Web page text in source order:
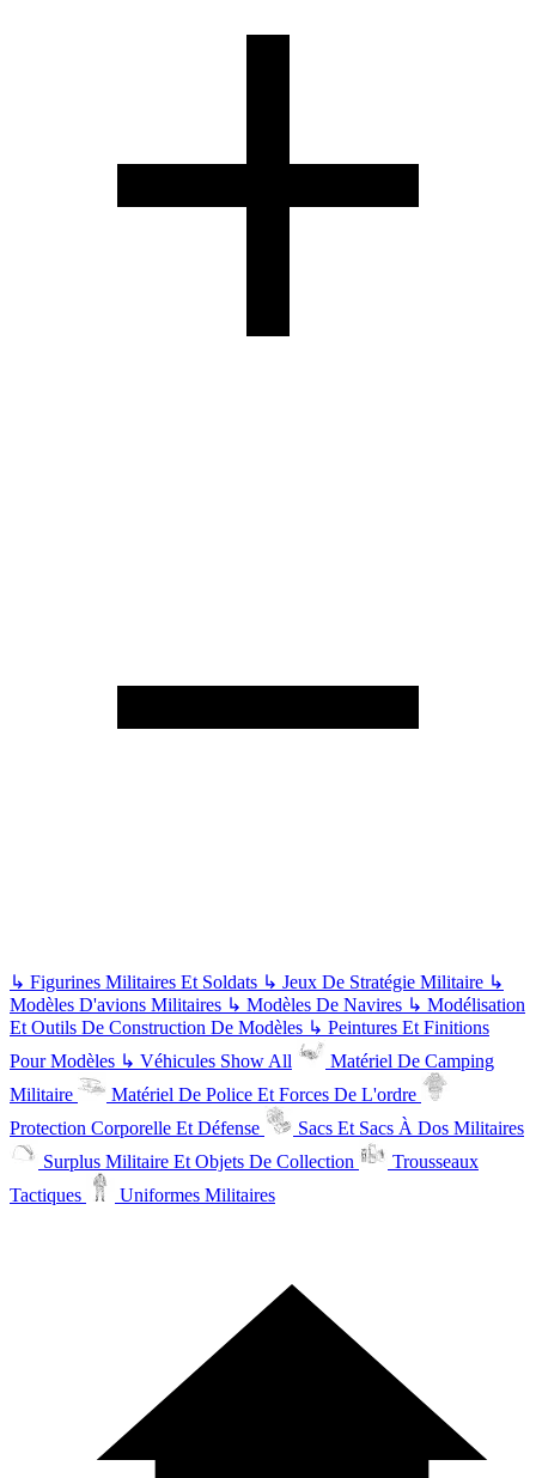
↳ Figurines Militaires Et Soldats ↳ Jeux De Stratégie Militaire ↳
Modèles D'avions Militaires ↳ Modèles De Navires ↳ Modélisation
Et Outils De Construction De Modèles ↳ Peintures Et Finitions
Pour Modèles ↳ Véhicules Show All
Matériel De Camping
Militaire
Matériel De Police Et Forces De L'ordre
Protection Corporelle Et Défense
Sacs Et Sacs À Dos Militaires
Surplus Militaire Et Objets De Collection
Trousseaux
Tactiques
Uniformes Militaires